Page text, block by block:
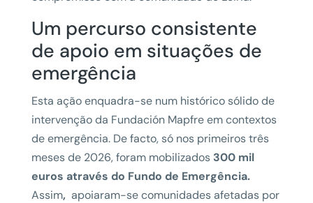
Um percurso consistente
de apoio em situações de
emergência
Esta ação enquadra-se num histórico sólido de
intervenção da Fundación Mapfre em contextos
de emergência. De facto, só nos primeiros três
meses de 2026, foram mobilizados 300 mil
euros através do Fundo de Emergência.
Assim, apoiaram-se comunidades afetadas por